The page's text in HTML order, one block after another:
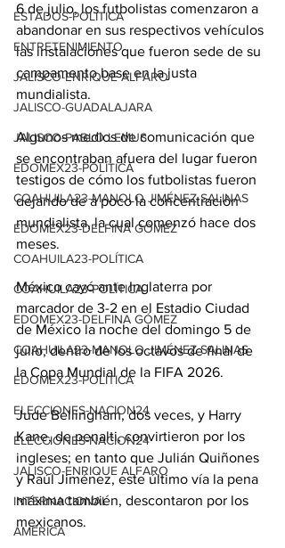
ESTADOS-POLÍTICA
ENTRETENIMIENTO
JALISCO-ENRIQUE ALFARO
JALISCO-GUADALAJARA
JALISCO-PABLO LEMUS
EDOMEX23-POLÍTICA
COAHUILA23-MANOLO JIMÉNEZ SALINAS
EDOMEX23-DELFINA GÓMEZ
COAHUILA23-POLÍTICA
COAHUILA23-POLÍTICA
EDOMEX23-DELFINA GÓMEZ
COAHUILA23-MANOLO JIMÉNEZ SALINAS
EDOMEX23-POLÍTICA
ELECCIONES-NACION24
ELECCIONES-NACION24
JALISCO-ENRIQUE ALFARO
INTERNACIONAL
AMÉRICA
6 de julio, los futbolistas comenzaron a
abandonar en sus respectivos vehículos
las instalaciones que fueron sede de su
campamento base en la justa
mundialista.
Algunos medios de comunicación que
se encontraban afuera del lugar fueron
testigos de cómo los futbolistas fueron
dejando de a poco la concentración
mundialista, la cual comenzó hace dos
meses.
México cayó ante Inglaterra por
marcador de 3-2 en el Estadio Ciudad
de México la noche del domingo 5 de
julio, dentro de los octavos de final de
la Copa Mundial de la FIFA 2026.
Jude Bellingham, dos veces, y Harry
Kane, de penalti, convirtieron por los
ingleses; en tanto que Julián Quiñones
y Raúl Jiménez, este último vía la pena
máxima también, descontaron por los
mexicanos.